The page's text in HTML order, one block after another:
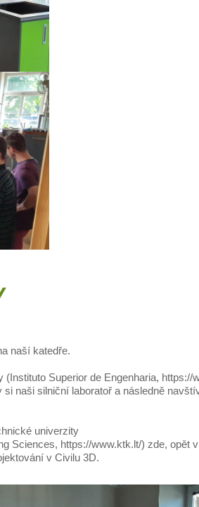
naší katedře.
Superior de Engenharia, https://
naši silniční laboratoř a následně
univerzity
Sciences, https://www.ktk.lt/) zde, opět
v Civilu 3D.